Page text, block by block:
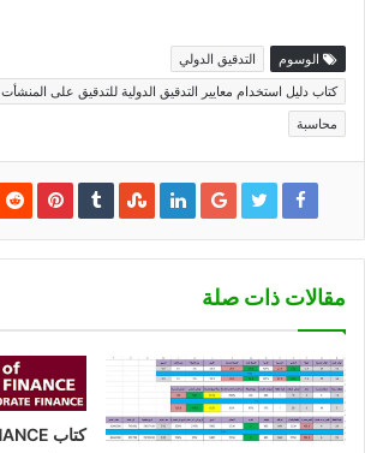
الوسوم
التدقيق الدولي
كتاب دليل استخدام معايير التدقيق الدولية للتدقيق على المنشأت
محاسبة
مقالات ذات صلة
كتاب CORPORATE FINANCE